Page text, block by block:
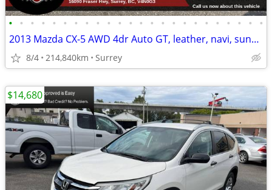
• • • • • • • • • • • • • • • • • • • • • • • •
2013 Mazda CX-5 AWD 4dr Auto GT, leather, navi, sunroof, no accidents,
8/4 214,840km Surrey
$14,680